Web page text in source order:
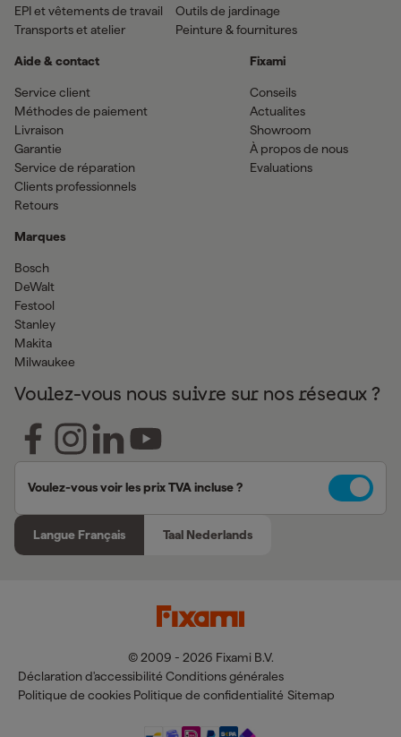
EPI et vêtements de travail
Transports et atelier
Outils de jardinage
Peinture & fournitures
Aide & contact
Service client
Méthodes de paiement
Livraison
Garantie
Service de réparation
Clients professionnels
Retours
Marques
Bosch
DeWalt
Festool
Stanley
Makita
Milwaukee
Fixami
Conseils
Actualites
Showroom
À propos de nous
Evaluations
Voulez-vous nous suivre sur nos réseaux ?
Voulez-vous voir les prix TVA incluse ?
Langue Français Taal Nederlands
© 2009 - 2026 Fixami B.V.
Déclaration d'accessibilité Conditions générales
Politique de cookies Politique de confidentialité Sitemap